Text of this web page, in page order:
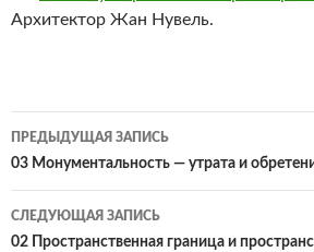
Архитектор Жан Нувель.
Навигация
по
записям
ПРЕДЫДУЩАЯ ЗАПИСЬ
03 Монументальность — утрата и
СЛЕДУЮЩАЯ ЗАПИСЬ
02 Пространственная граница и